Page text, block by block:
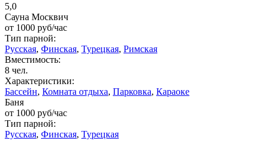
5,0
Сауна Москвич
от 1000 руб/час
Тип парной:
Русская, Финская, Турецкая, Римская
Вместимость:
8 чел.
Характеристики:
Бассейн, Комната отдыха, Парковка, Караоке
Баня
от 1000 руб/час
Тип парной:
Русская, Финская, Турецкая